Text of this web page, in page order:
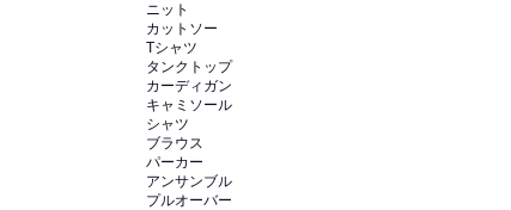
ニット
カットソー
Tシャツ
タンクトップ
カーディガン
キャミソール
シャツ
ブラウス
パーカー
アンサンブル
プルオーバー